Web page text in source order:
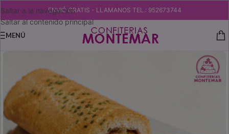
Saltar a la navegación
Saltar al contenido principal
ENVIÓ GRATIS - LLAMANOS TEL.: 952673744
MENÚ